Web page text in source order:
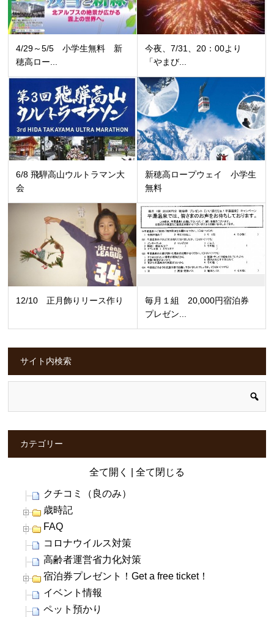
4/29～5/5 小学生無料 新
穂高ロー...
今夜、7/31、20：00より
「やまび...
6/8 飛騨高山ウルトラマン大
会
新穂高ロープウェイ 小学生
無料
12/10 正月飾りリース作り
毎月１組 20,000円宿泊券
プレゼン...
サイト内検索
カテゴリー
全て開く 全て閉じる
クチコミ（良のみ）
歳時記
FAQ
コロナウイルス対策
高齢者運営省力化対策
宿泊券プレゼント！Get a free ticket！
イベント情報
ペット預かり